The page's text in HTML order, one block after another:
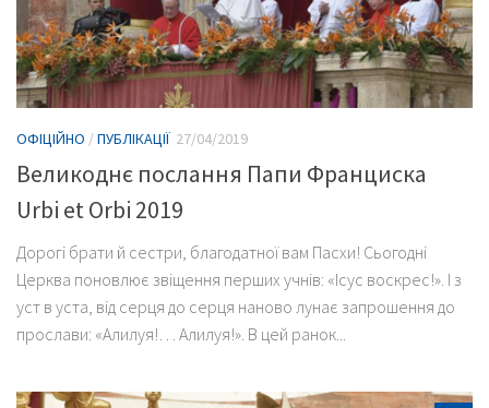
ОФІЦІЙНО /ПУБЛІКАЦІЇ 27/04/2019
Великоднє послання Папи Франциска
Urbi et Orbi 2019
Дорогі брати й сестри, благодатної вам Пасхи! Сьогодні
Церква поновлює звіщення перших учнів: «Ісус воскрес!». І з
уст в уста, від серця до серця наново лунає запрошення до
прослави: «Алилуя!… Алилуя!». В цей ранок...